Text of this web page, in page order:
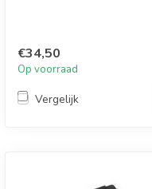
€34,50
Op voorraad
Vergelijk